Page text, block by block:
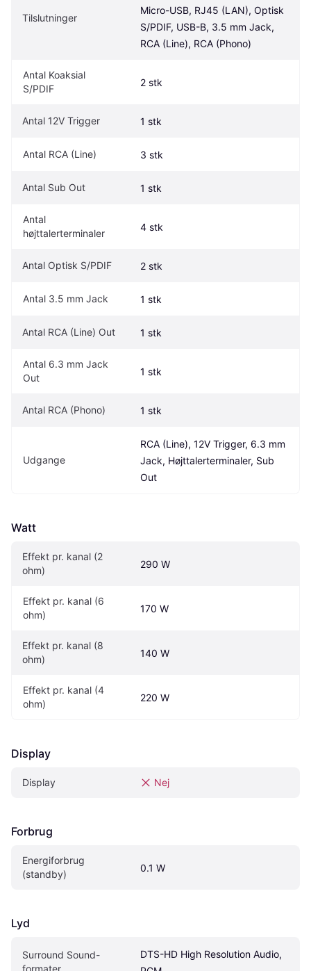
Tilslutninger
Micro-USB, RJ45 (LAN), Optisk
S/PDIF, USB-B, 3.5 mm Jack,
RCA (Line), RCA (Phono)
Antal Koaksial
S/PDIF
2 stk
Antal 12V Trigger 1 stk
Antal RCA (Line) 3 stk
Antal Sub Out 1 stk
Antal
højttalerterminaler
4 stk
Antal Optisk S/PDIF 2 stk
Antal 3.5 mm Jack 1 stk
Antal RCA (Line) Out 1 stk
Antal 6.3 mm Jack
Out
1 stk
Antal RCA (Phono) 1 stk
Udgange
RCA (Line), 12V Trigger, 6.3 mm
Jack, Højttalerterminaler, Sub
Out
Watt
Effekt pr. kanal (2
ohm)
290 W
Effekt pr. kanal (6
ohm)
170 W
Effekt pr. kanal (8
ohm)
140 W
Effekt pr. kanal (4
ohm)
220 W
Display
Display Nej
Forbrug
Energiforbrug
(standby)
0.1 W
Lyd
Surround Sound-
formater
DTS-HD High Resolution Audio,